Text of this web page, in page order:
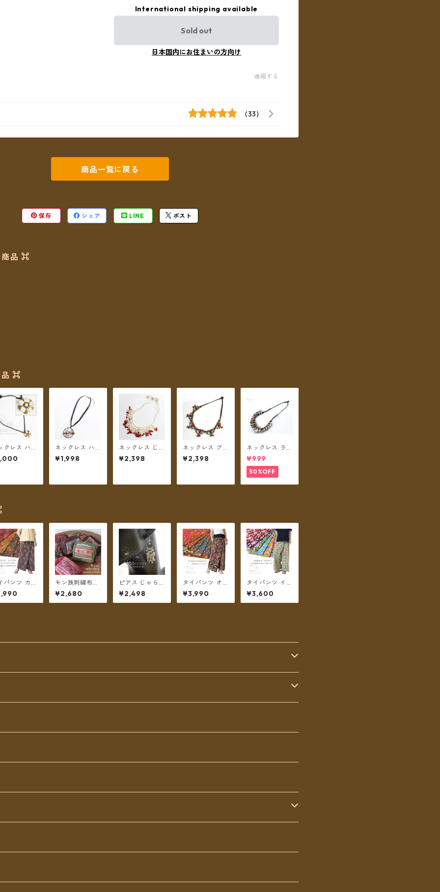
International shipping available
Sold out
日本国内にお住まいの方向け
通報する
(33)
商品一覧に戻る
保存 シェア LINE ポスト
商品 ⌘
品 ⌘
クレス ハウ
ト フラワー
ーフ【メー
ネックレス ハン
ギング珊瑚 B
【メール便送料
¥1,998
ネックレス じゃ
らじゃらカーネ
リアンとパール
¥2,398
ネックレス ブラ
スの鈴＆ハウラ
イトボール 【メ
¥2,398
ネックレス ラッ
パシェル 【メー
ル便送料無料】
¥999
50%OFF
パンツ カン
繍スタイル
ド綿 インド
no.2 オリ
】
モン族刺繍布と
ざっくりコット
ンのスクエアポ
ーチ ＊メール便
¥2,680
ピアス じゃらじ
ゃら乳白色スト
ーン 【メール便
送料無料】
¥2,498
タイパンツ オリ
エンタルフラワ
ー 6カラー リゾ
パン No.7 ロン
¥3,990
タイパンツ イン
ド綿 インド更紗
no.12 フラワー
プリント 2タイ
¥3,600